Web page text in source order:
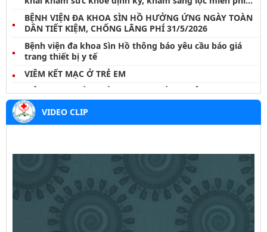
cho nhân dân đợt I năm 2026
BỆNH VIỆN ĐA KHOA SÌN HỒ HƯỞNG ỨNG NGÀY TOÀN
DÂN TIẾT KIỆM, CHỐNG LÃNG PHÍ 31/5/2026
Bệnh viện đa khoa Sìn Hồ thông báo yêu cầu báo giá
trang thiết bị y tế
VIÊM KẾT MẠC Ở TRẺ EM
VIÊM TAI NGOÀI – ĐỪNG COI THƯỜNG MỘT CƠN ĐAU
NHỎ
BỆNH WHITMORE – NHỮNG ĐIỀU CẦN LƯU Ý
VIDEO CLIP